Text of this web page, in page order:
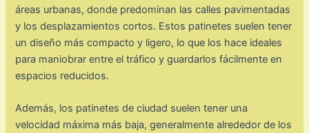
áreas urbanas, donde predominan las calles pavimentadas
y los desplazamientos cortos. Estos patinetes suelen tener
un diseño más compacto y ligero, lo que los hace ideales
para maniobrar entre el tráfico y guardarlos fácilmente en
espacios reducidos.
Además, los patinetes de ciudad suelen tener una
velocidad máxima más baja, generalmente alrededor de los